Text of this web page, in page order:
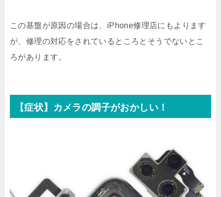
この基盤が原因の場合は、iPhone修理店にもよります
が、修理の対応をされているところとそうでないとこ
ろがあります。
【症状】カメラの調子がおかしい！